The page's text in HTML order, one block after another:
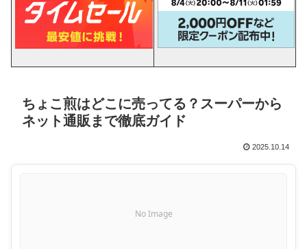
ちょこ煎はどこに売ってる？スーパーから
ネット通販まで徹底ガイド
2025.10.14
No Image